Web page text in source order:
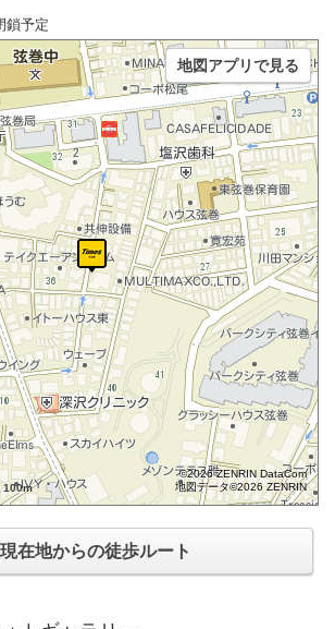
鎖予定
100m
©2026 ZENRIN DataCom
地図データ©2026 ZENRIN
地図アプリで見る
現在地からの徒歩ルート